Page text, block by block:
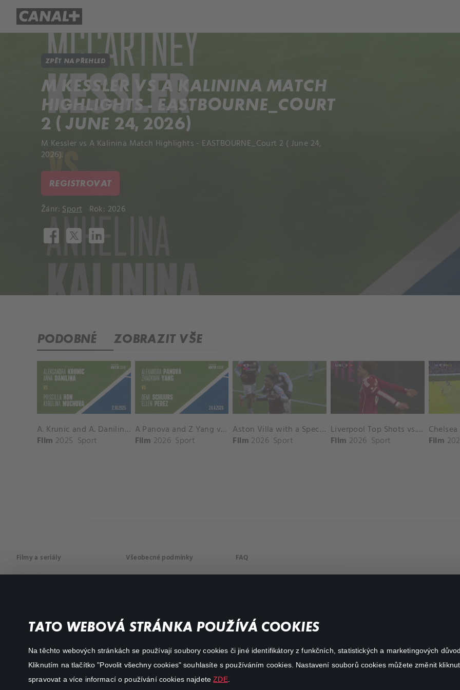
TATO WEBOVÁ STRÁNKA POUŽÍVÁ COOKIES
Na těchto webových stránkách se používají soubory cookies či jiné identifikátory z funkčních, statistických a marketingových
Kliknutím na tlačítko "Povolit všechny cookies" souhlasíte s používáním cookies. Nastavení souborů cookies můžete změnit
spravovat a více informací o používání cookies najdeteZDE.
ZPĚT NA PŘEHLED
M KESSLER VS A KALININA MATCH
HIGHLIGHTS - EASTBOURNE_COURT
2 ( JUNE 24, 2026)
M Kessler vs A Kalinina Match Highlights - EASTBOURNE_Court 2 ( June 24,
2026).
REGISTROVAT
Žánr:Sport Rok: 2026
PODOBNÉ ZOBRAZIT VŠE
A. Krunic and A. Danilina vs. P. Hon and K. Muchova Match Highlights - BEIJING_Capital Group Diamond ( October 02, 2025)
Film 2025 Sport
A Panova and Z Yang vs D Schuurs and E Perez Match Highlights - MADRID_Court 8 ( April 24, 2026)
Film 2026 Sport
Aston Villa with a Spectacular Goal vs. Nottingham Forest
Film 2026 Sport
Liverpool Top Shots vs. Fulham
Film 2026 Sport
Film
Filmy a seriály
Akční
Všeobecné podmínky FAQ